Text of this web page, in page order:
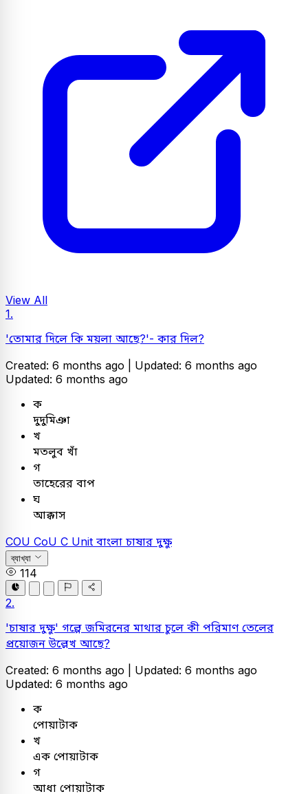
View All
1.
'তোমার দিলে কি ময়লা আছে?'- কার দিল?
Created: 6 months ago | Updated: 6 months ago
Updated: 6 months ago
ক
দুদুমিঞা
খ
মতলুব খাঁ
গ
তাহেরের বাপ
ঘ
আক্কাস
COU CoU C Unit বাংলা চাষার দুক্ষু
ব্যাখ্যা
114
2.
'চাষার দুক্ষু' গল্পে জমিরনের মাথার চুলে কী পরিমাণ তেলের
প্রয়োজন উল্লেখ আছে?
Created: 6 months ago | Updated: 6 months ago
Updated: 6 months ago
ক
পোয়াটাক
খ
এক পোয়াটাক
গ
আধা পোয়াটাক